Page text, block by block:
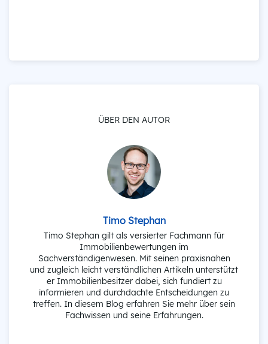
ÜBER DEN AUTOR
Timo Stephan
Timo Stephan gilt als versierter Fachmann für
Immobilienbewertungen im
Sachverständigenwesen. Mit seinen praxisnahen
und zugleich leicht verständlichen Artikeln unterstützt
er Immobilienbesitzer dabei, sich fundiert zu
informieren und durchdachte Entscheidungen zu
treffen. In diesem Blog erfahren Sie mehr über sein
Fachwissen und seine Erfahrungen.